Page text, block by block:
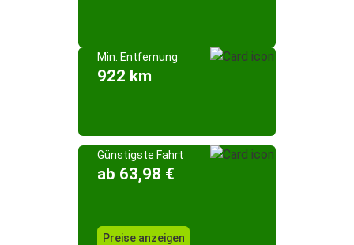
Min. Entfernung
922 km
Günstigste Fahrt
ab 63,98 €
Preise anzeigen